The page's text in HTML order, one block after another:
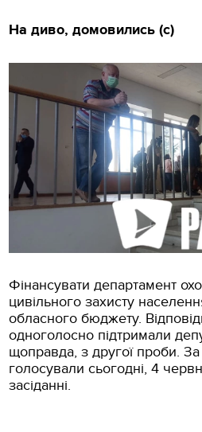
На диво, домовились (с)
Фінансувати департамент
цивільного захисту
обласного бюджету.
одноголосно підтримали
щоправда, з другої проби.
голосували сьогодні, 4
засіданні.